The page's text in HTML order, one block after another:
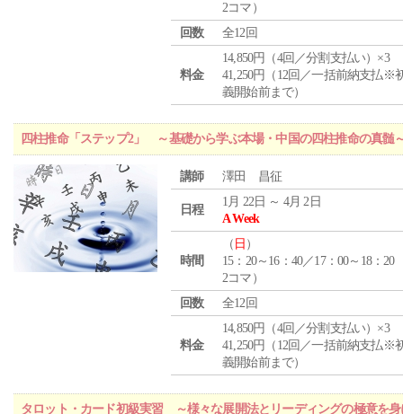
2コマ）
回数
全12回
料金
14,850円（4回／分割支払い）×3
41,250円（12回／一括前納支払※
義開始前まで）
四柱推命「ステップ2」 ～基礎から学ぶ本場・中国の四柱推命の真髄
講師 澤田 昌征
日程
1月 22日 ～ 4月 2日
A Week
時間
（ 日 ）
15：20～16：40／17：00～18：20
2コマ）
回数
全12回
料金
14,850円（4回／分割支払い）×3
41,250円（12回／一括前納支払※
義開始前まで）
タロット・カード初級実習 ～様々な展開法とリーディングの極意を身